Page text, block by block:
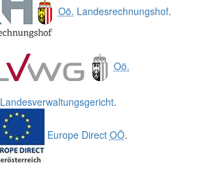
Oö. Landesrechnungshof.
Oö.
Landesverwaltungsgericht.
Europe Direct OÖ.